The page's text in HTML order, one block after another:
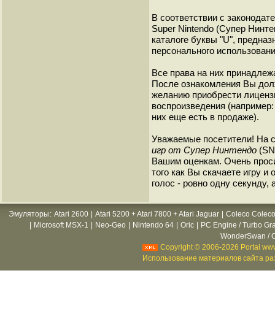
В соответствии с
Super Nintendo (Супер
каталоге буквы "U",
персонального
Все права на них
После ознакомления Вы
желанию приобрести
воспроизведения
них еще есть в продаже).
Уважаемые посетители! На
игр от Супер Нинтендо
Вашим оценкам. Очень
того как Вы скачаете игру
голос - ровно одну
Эмуляторы : Atari 2600 Atari 5200 + Atari 7800 + Atari Jaguar
Coleco
Microsoft MSX-1 Neo-Geo Nintendo 64 Oric
PC Engine / Turbo
WonderSwan /
Copyright © 2006-2026 Portal
Использование материалов сайта